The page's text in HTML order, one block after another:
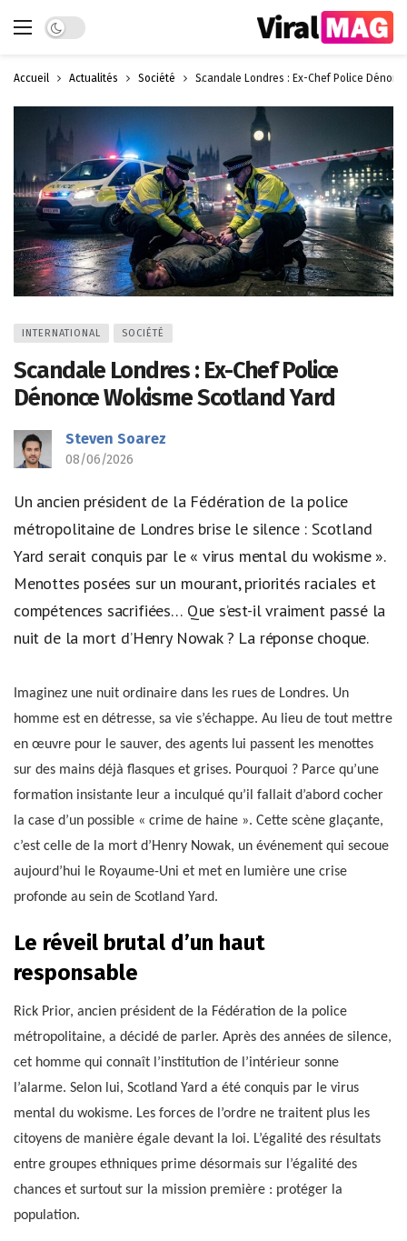
Dark mode
Accueil Actualités Société Scandale Londres : Ex-Chef Police
INTERNATIONAL SOCIÉTÉ
Scandale Londres : Ex-Chef Police
Dénonce Wokisme Scotland Yard
Steven Soarez
08/06/2026
Un ancien président de la Fédération de la police
métropolitaine de Londres brise le silence : Scotland
Yard serait conquis par le « virus mental du wokisme ».
Menottes posées sur un mourant, priorités raciales et
compétences sacrifiées… Que s’est-il vraiment passé la
nuit de la mort d’Henry Nowak ? La réponse choque.
Imaginez une nuit ordinaire dans les rues de Londres. Un
homme est en détresse, sa vie s’échappe. Au lieu de tout mettre
en œuvre pour le sauver, des agents lui passent les menottes
sur des mains déjà flasques et grises. Pourquoi ? Parce qu’une
formation insistante leur a inculqué qu’il fallait d’abord cocher
la case d’un possible « crime de haine ». Cette scène glaçante,
c’est celle de la mort d’Henry Nowak, un événement qui secoue
aujourd’hui le Royaume-Uni et met en lumière une crise
profonde au sein de Scotland Yard.
Le réveil brutal d’un haut
responsable
Rick Prior, ancien président de la Fédération de la police
métropolitaine, a décidé de parler. Après des années de silence,
cet homme qui connaît l’institution de l’intérieur sonne
l’alarme. Selon lui, Scotland Yard a été conquis par le virus
mental du wokisme. Les forces de l’ordre ne traitent plus les
citoyens de manière égale devant la loi. L’égalité des résultats
entre groupes ethniques prime désormais sur l’égalité des
chances et surtout sur la mission première : protéger la
population.